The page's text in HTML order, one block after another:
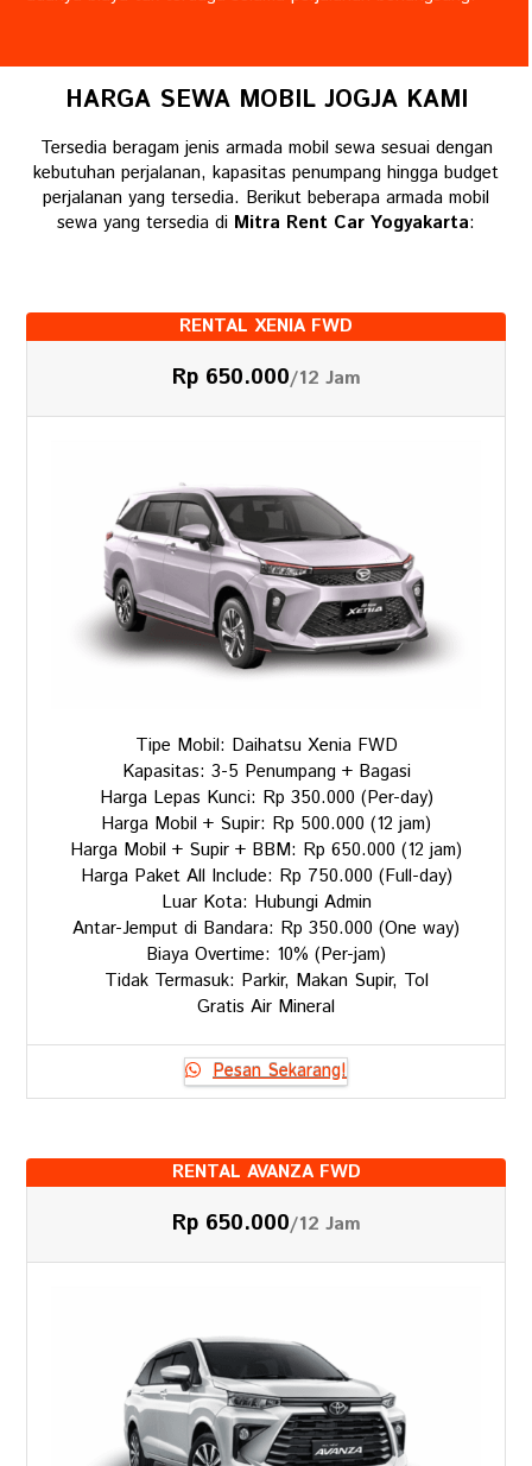
HARGA SEWA MOBIL JOGJA KAMI
Tersedia beragam jenis armada mobil sewa sesuai dengan
kebutuhan perjalanan, kapasitas penumpang hingga budget
perjalanan yang tersedia. Berikut beberapa armada mobil
sewa yang tersedia di Mitra Rent Car Yogyakarta:
RENTAL XENIA FWD
Rp 650.000/12 Jam
Tipe Mobil: Daihatsu Xenia FWD
Kapasitas: 3-5 Penumpang + Bagasi
Harga Lepas Kunci: Rp 350.000 (Per-day)
Harga Mobil + Supir: Rp 500.000 (12 jam)
Harga Mobil + Supir + BBM: Rp 650.000 (12 jam)
Harga Paket All Include: Rp 750.000 (Full-day)
Luar Kota: Hubungi Admin
Antar-Jemput di Bandara: Rp 350.000 (One way)
Biaya Overtime: 10% (Per-jam)
Tidak Termasuk: Parkir, Makan Supir, Tol
Gratis Air Mineral
Pesan Sekarang!
RENTAL AVANZA FWD
Rp 650.000/12 Jam